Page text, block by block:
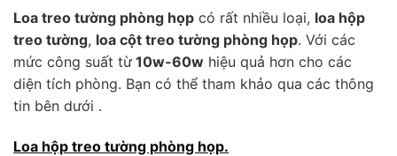
Loa treo tường phòng họp có rất nhiều loại, loa hộp
treo tường, loa cột treo tường phòng họp. Với các
mức công suất từ10w-60w hiệu quả hơn cho các
diện tích phòng. Bạn có thể tham khảo qua các thông
tin bên dưới .
Loa hộp treo tường phòng họp.